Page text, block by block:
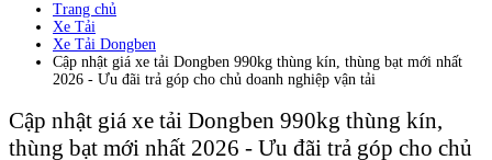
Trang chủ
Xe Tải
Xe Tải Dongben
Cập nhật giá xe tải Dongben 990kg thùng kín, thùng bạt mới nhất
2026 - Ưu đãi trả góp cho chủ doanh nghiệp vận tải
Cập nhật giá xe tải Dongben 990kg thùng kín,
thùng bạt mới nhất 2026 - Ưu đãi trả góp cho chủ